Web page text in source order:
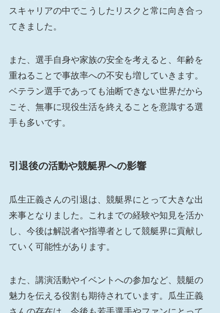
スキャリアの中でこうしたリスクと常に向き合っ
てきました。
また、選手自身や家族の安全を考えると、年齢を
重ねることで事故率への不安も増していきます。
ベテラン選手であっても油断できない世界だから
こそ、無事に現役生活を終えることを意識する選
手も多いです。
引退後の活動や競艇界への影響
瓜生正義さんの引退は、競艇界にとって大きな出
来事となりました。これまでの経験や知見を活か
し、今後は解説者や指導者として競艇界に貢献し
ていく可能性があります。
また、講演活動やイベントへの参加など、競艇の
魅力を伝える役割も期待されています。瓜生正義